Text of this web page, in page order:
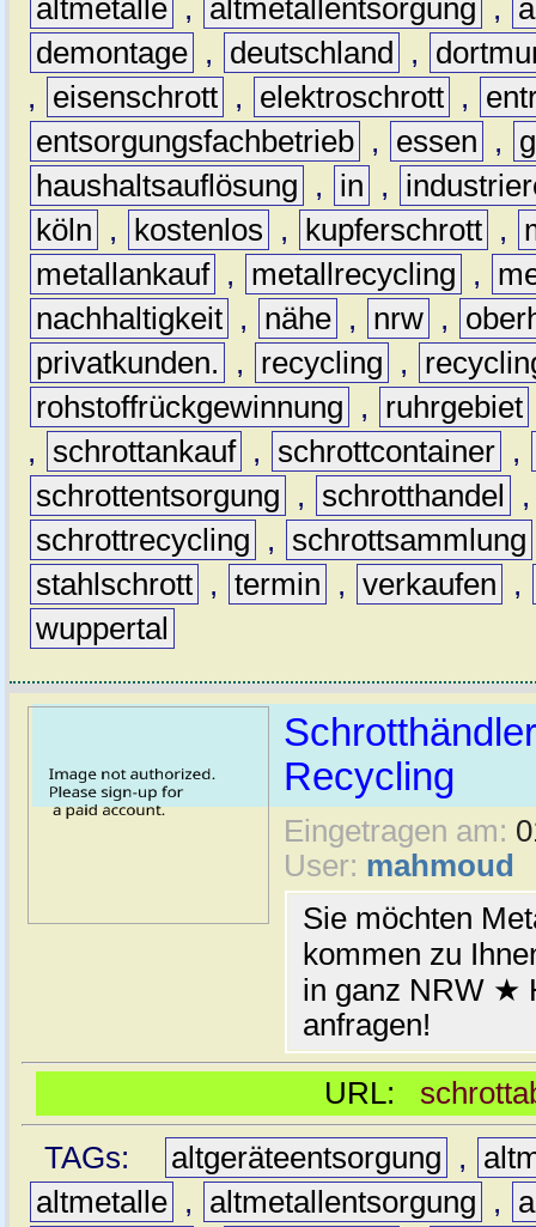
altmetalle , altmetallentsorgung ,
demontage , deutschland ,
,
eisenschrott , elektroschrott ,
entsorgungsfachbetrieb , essen ,
haushaltsauflösung
, in ,
köln
, kostenlos , kupferschrott ,
metallankauf , metallrecycling ,
nachhaltigkeit , nähe , nrw ,
privatkunden.
, recycling ,
rohstoffrückgewinnung
, ruhrgebiet
,
schrottankauf , schrottcontainer ,
schrottentsorgung
, schrotthandel
schrottrecycling
, schrottsammlung
stahlschrott , termin , verkaufen
,
wuppertal
Recycling
Eingetragen am:
User: mahmoud
Sie möchten
kommen zu
in ganz NRW ★
anfragen!
URL:
TAGs:
altgeräteentsorgung ,
altmetalle , altmetallentsorgung ,